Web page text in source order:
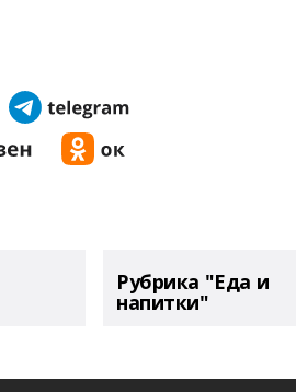
Рубрика "Еда и
напитки"